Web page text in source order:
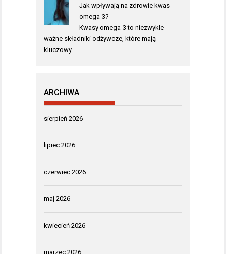
Jak wpływają na zdrowie kwas
omega-3?
Kwasy omega-3 to niezwykle
ważne składniki odżywcze, które mają
kluczowy …
ARCHIWA
sierpień 2026
lipiec 2026
czerwiec 2026
maj 2026
kwiecień 2026
marzec 2026